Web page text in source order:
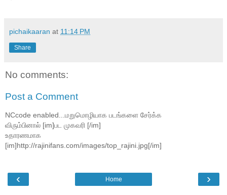
pichaikaaran at 11:14 PM
Share
No comments:
Post a Comment
NCcode enabled...மறுமொழியாக படங்களை சேர்க்க
விரும்பினால் [im]பட முகவரி [/im]
உதாரணமாக
[im]http://rajinifans.com/images/top_rajini.jpg[/im]
‹ ›
Home